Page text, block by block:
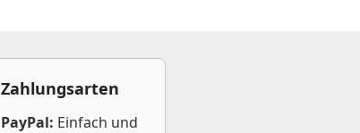
Zahlungsarten
PayPal: Einfach und